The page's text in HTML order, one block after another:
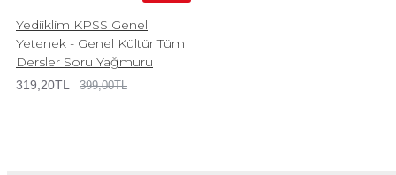
Yediiklim KPSS Genel
Yetenek - Genel Kültür Tüm
Dersler Soru Yağmuru
319,20TL 399,00TL